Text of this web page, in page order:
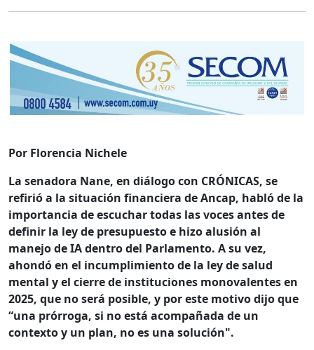
Por Florencia Nichele
La senadora Nane, en diálogo con CRÓNICAS, se
refirió a la situación financiera de Ancap, habló de la
importancia de escuchar todas las voces antes de
definir la ley de presupuesto e hizo alusión al
manejo de IA dentro del Parlamento. A su vez,
ahondó en el incumplimiento de la ley de salud
mental y el cierre de instituciones monovalentes en
2025, que no será posible, y por este motivo dijo que
“una prórroga, si no está acompañada de un
contexto y un plan, no es una solución".